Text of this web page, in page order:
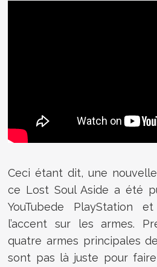
Ceci étant dit, une
ce Lost Soul Aside a été
YouTubede PlayStation
l’accent sur les armes.
quatre armes principales
sont pas là juste pour